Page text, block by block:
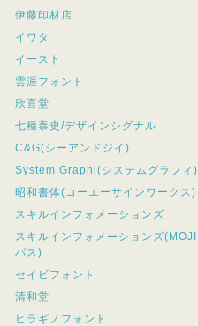
伊藤印材店
イワタ
イースト
雲涯フォント
欣喜堂
七種泰史/デザインシグナル
C&G(シーアンドジイ)
System Graphi(システムグラフィ)
昭和書体(コーエーサインワークス)
スキルインフォメーションズ
スキルインフォメーションズ(MOJI
パス)
セイビフォント
清和堂
ヒラギノフォント